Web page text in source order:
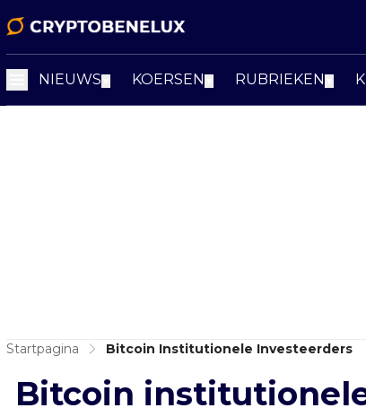
NIEUWS KOERSEN RUBRIEKEN
Startpagina Bitcoin Institutionele Investeerders
Bitcoin